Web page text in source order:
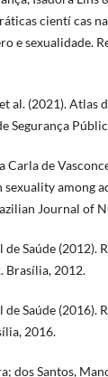
cientí cas
e sexualidade.
al. (2021). Atlas
Segurança
Carla de
among
Journal of
Saúde (2012).
Brasília, 2012.
Saúde (2016).
2016.
dos Santos,